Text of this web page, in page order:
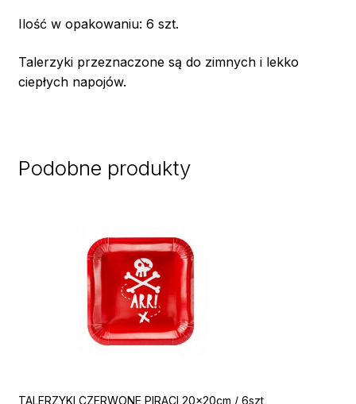
Ilość w opakowaniu: 6 szt.
Talerzyki przeznaczone są do zimnych i lekko
ciepłych napojów.
Podobne produkty
TALERZYKI CZERWONE PIRACI 20x20cm / 6szt